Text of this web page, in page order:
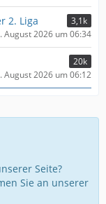
2. Liga
3,1k
August 2026 um 06:34
20k
August 2026 um 06:12
Seite?
Sie an unserer